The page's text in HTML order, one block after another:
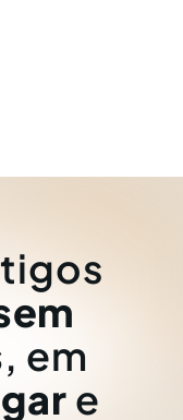
, em
e